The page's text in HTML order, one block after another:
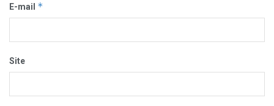
E-mail *
Site